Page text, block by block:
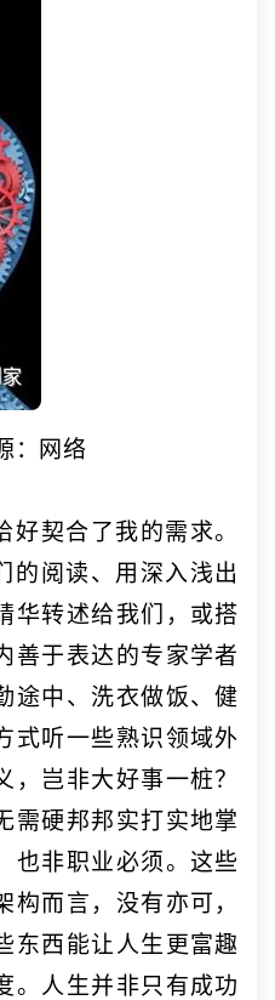
：网络
好契合了我的需求。
的阅读、用深入浅出
华转述给我们，或搭
善于表达的专家学者
途中、洗衣做饭、健
式听一些熟识领域外
，岂非大好事一桩？
需硬邦邦实打实地掌
也非职业必须。这些
构而言，没有亦可，
东西能让人生更富趣
。人生并非只有成功